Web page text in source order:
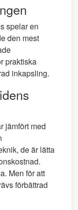
spelar en
den mest
praktiska
inkapsling.
jämfört med
de är lätta
Men för att
förbättrad